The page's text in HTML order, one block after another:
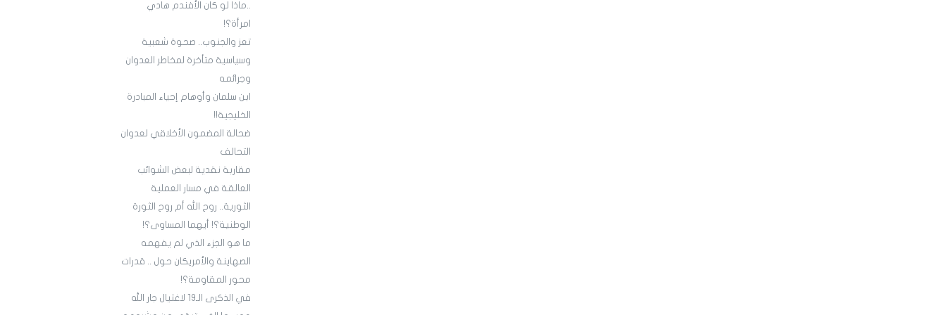
..ماذا لو كان الأفندم هادي
امرأة؟!
تعز والجنوب.. صحوة شعبية
وسياسية متأخرة لمخاطر العدوان
وجرائمه
ابن سلمان وأوهام إحياء المبادرة
الخليجية!!
ضحالة المضمون الأخلاقي لعدوان
التحالف
مقاربة نقدية لبعض الشوائب
العالقة في مسار العملية
الثورية.. روح الله أم روح الثورة
الوطنية؟! أيهما المساوى؟!
ما هو الجزء الذي لم يفهمه
الصهاينة والأمريكان حول .. قدرات
محور المقاومة؟!
في الذكرى الـ19 لاغتيال جار الله